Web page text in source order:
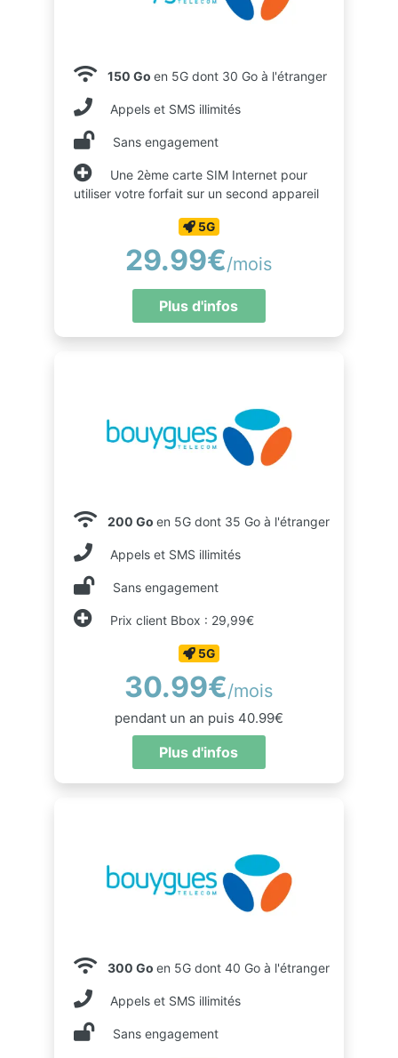
150 Go en 5G dont 30 Go à l'étranger
Appels et SMS illimités
Sans engagement
Une 2ème carte SIM Internet pour
utiliser votre forfait sur un second appareil
5G
29.99€/mois
Plus d'infos
200 Go en 5G dont 35 Go à l'étranger
Appels et SMS illimités
Sans engagement
Prix client Bbox : 29,99€
5G
30.99€/mois
pendant un an puis 40.99€
Plus d'infos
300 Go en 5G dont 40 Go à l'étranger
Appels et SMS illimités
Sans engagement